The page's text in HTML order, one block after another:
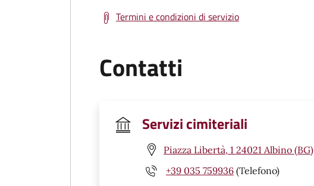
Termini e condizioni di servizio
Contatti
Servizi cimiteriali
Piazza Libertà, 1 24021 Albino (BG)
+39 035 759936 (Telefono)